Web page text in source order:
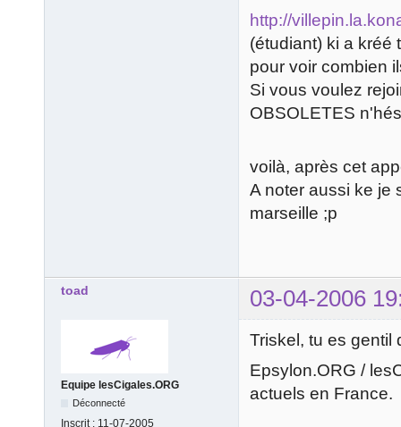
http://
(étudiant) ki a kréé
pour voir combien
Si vous voulez
OBSOLETES
voilà, après cet
A noter aussi ke je
marseille ;p
toad 03-04-2006
Equipe lesCigales.ORG
Déconnecté
Inscrit : 11-07-2005
Triskel, tu es gentil
Epsylon.ORG /
actuels en France.